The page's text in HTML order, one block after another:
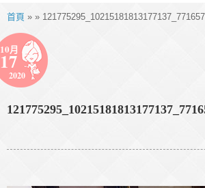
首頁 » »
10月
17
2020